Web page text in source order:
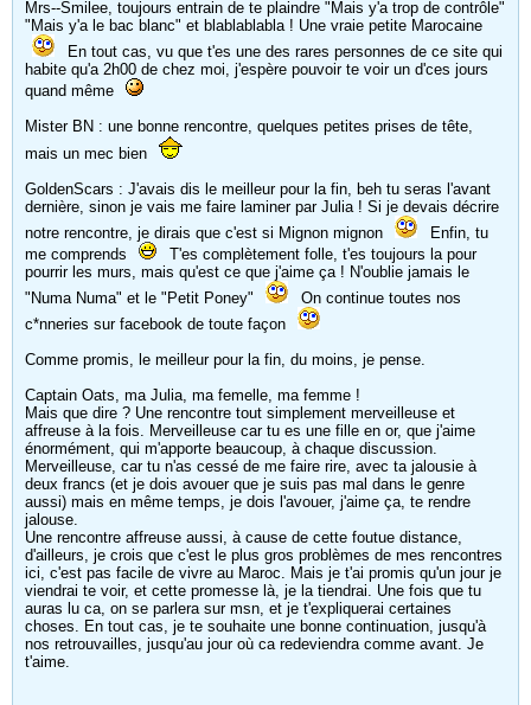
Mrs--Smilee, toujours entrain de te plaindre "Mais y'a trop de contrôle"
"Mais y'a le bac blanc" et blablablabla ! Une vraie petite Marocaine
En tout cas, vu que t'es une des rares personnes de ce site qui
habite qu'a 2h00 de chez moi, j'espère pouvoir te voir un d'ces jours
quand même
Mister BN : une bonne rencontre, quelques petites prises de tête,
mais un mec bien
GoldenScars : J'avais dis le meilleur pour la fin, beh tu seras l'avant
dernière, sinon je vais me faire laminer par Julia ! Si je devais décrire
notre rencontre, je dirais que c'est si Mignon mignon
Enfin, tu
me comprends
T'es complètement folle, t'es toujours la pour
pourrir les murs, mais qu'est ce que j'aime ça ! N'oublie jamais le
"Numa Numa" et le "Petit Poney"
On continue toutes nos
c*nneries sur facebook de toute façon
Comme promis, le meilleur pour la fin, du moins, je pense.
Captain Oats, ma Julia, ma femelle, ma femme !
Mais que dire ? Une rencontre tout simplement merveilleuse et
affreuse à la fois. Merveilleuse car tu es une fille en or, que j'aime
énormément, qui m'apporte beaucoup, à chaque discussion.
Merveilleuse, car tu n'as cessé de me faire rire, avec ta jalousie à
deux francs (et je dois avouer que je suis pas mal dans le genre
aussi) mais en même temps, je dois l'avouer, j'aime ça, te rendre
jalouse.
Une rencontre affreuse aussi, à cause de cette foutue distance,
d'ailleurs, je crois que c'est le plus gros problèmes de mes rencontres
ici, c'est pas facile de vivre au Maroc. Mais je t'ai promis qu'un jour je
viendrai te voir, et cette promesse là, je la tiendrai. Une fois que tu
auras lu ca, on se parlera sur msn, et je t'expliquerai certaines
choses. En tout cas, je te souhaite une bonne continuation, jusqu'à
nos retrouvailles, jusqu'au jour où ca redeviendra comme avant. Je
t'aime.